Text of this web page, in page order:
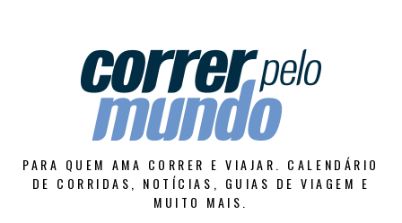
PARA QUEM AMA CORRER E VIAJAR. CALENDÁRIO
DE CORRIDAS, NOTÍCIAS, GUIAS DE VIAGEM E
MUITO MAIS.